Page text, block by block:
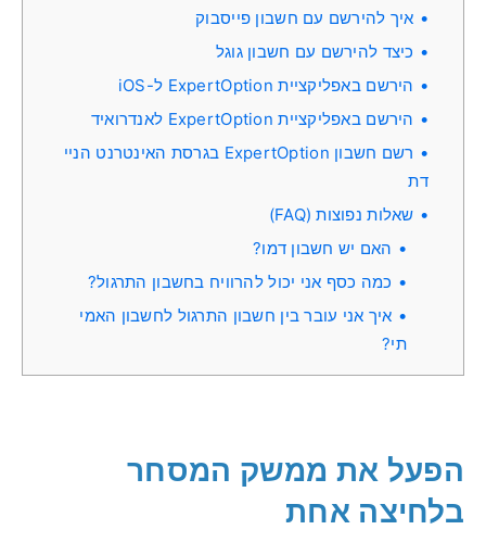
איך להירשם עם חשבון פייסבוק
כיצד להירשם עם חשבון גוגל
הירשם באפליקציית ExpertOption ל-iOS
הירשם באפליקציית ExpertOption לאנדרואיד
רשם חשבון ExpertOption בגרסת האינטרנט הניי
דת
שאלות נפוצות (FAQ)
האם יש חשבון דמו?
כמה כסף אני יכול להרוויח בחשבון התרגול?
איך אני עובר בין חשבון התרגול לחשבון האמי
תי?
הפעל את ממשק המסחר
בלחיצה אחת